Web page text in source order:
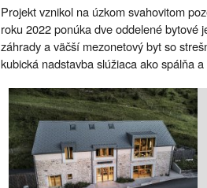
Projekt vznikol na úzkom svahovitom
roku 2022 ponúka dve oddelené bytové
záhrady a väčší mezonetový byt so
kubická nadstavba slúžiaca ako spálňa